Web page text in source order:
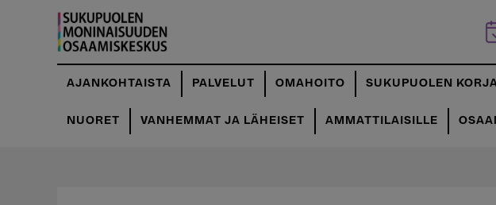
pääsisältöön
AJANKOHTAISTA PALVELUT OMAHOITO SUKUPUOLEN
NUORET VANHEMMAT JA LÄHEISET AMMATTILAISILLE